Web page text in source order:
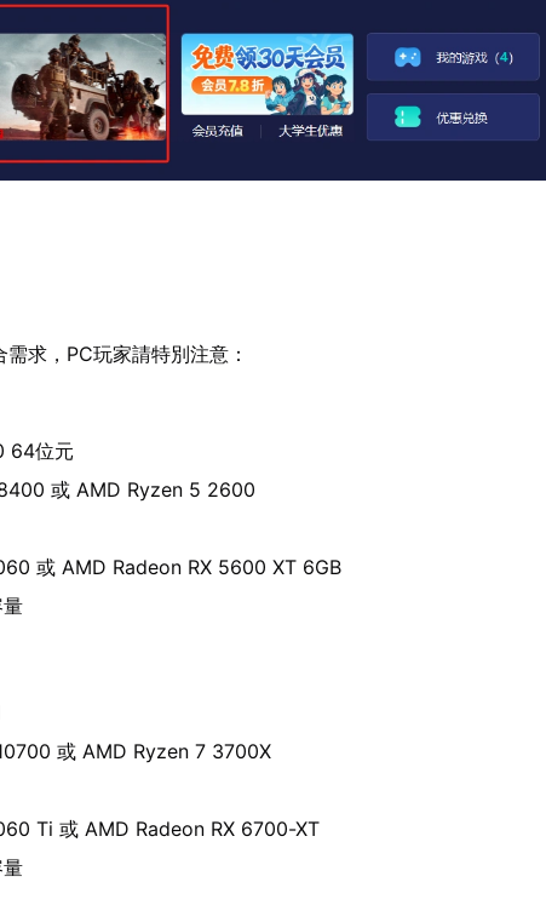
求，PC玩家請特別注意：
64位元
或 AMD Ryzen 5 2600
或 AMD Radeon RX 5600 XT 6GB
或 AMD Ryzen 7 3700X
Ti 或 AMD Radeon RX 6700-XT